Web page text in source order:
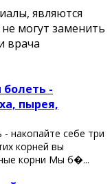
являются
могут заменить
врача
-
пырея,
накопайте себе три
корней вы
корни Мы б�...